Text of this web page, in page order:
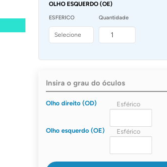
OLHO ESQUERDO (OE)
ESFERICO Quantidade
Insira o grau do óculos
Olho direito (OD)
Olho esquerdo (OE)